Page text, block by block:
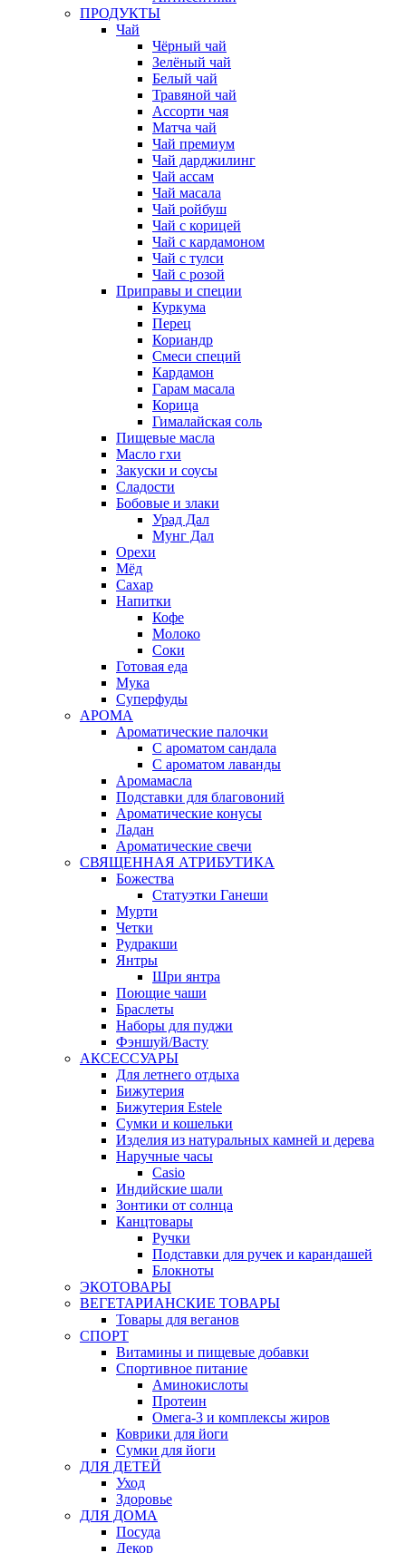
ПРОДУКТЫ
Чай
Чёрный чай
Зелёный чай
Белый чай
Травяной чай
Ассорти чая
Матча чай
Чай премиум
Чай дарджилинг
Чай ассам
Чай масала
Чай ройбуш
Чай с корицей
Чай с кардамоном
Чай с тулси
Чай с розой
Приправы и специи
Куркума
Перец
Кориандр
Смеси специй
Кардамон
Гарам масала
Корица
Гималайская соль
Пищевые масла
Масло гхи
Закуски и соусы
Сладости
Бобовые и злаки
Урад Дал
Мунг Дал
Орехи
Мёд
Сахар
Напитки
Кофе
Молоко
Соки
Готовая еда
Мука
Суперфуды
АРОМА
Ароматические палочки
С ароматом сандала
С ароматом лаванды
Аромамасла
Подставки для благовоний
Ароматические конусы
Ладан
Ароматические свечи
СВЯЩЕННАЯ АТРИБУТИКА
Божества
Статуэтки Ганеши
Мурти
Четки
Рудракши
Янтры
Шри янтра
Поющие чаши
Браслеты
Наборы для пуджи
Фэншуй/Васту
АКСЕССУАРЫ
Для летнего отдыха
Бижутерия
Бижутерия Estele
Сумки и кошельки
Изделия из натуральных камней и дерева
Наручные часы
Casio
Индийские шали
Зонтики от солнца
Канцтовары
Ручки
Подставки для ручек и карандашей
Блокноты
ЭКОТОВАРЫ
ВЕГЕТАРИАНСКИЕ ТОВАРЫ
Товары для веганов
СПОРТ
Витамины и пищевые добавки
Спортивное питание
Аминокислоты
Протеин
Омега-3 и комплексы жиров
Коврики для йоги
Сумки для йоги
ДЛЯ ДЕТЕЙ
Уход
Здоровье
ДЛЯ ДОМА
Посуда
Декор